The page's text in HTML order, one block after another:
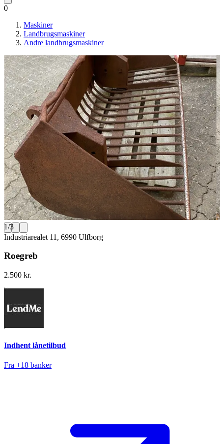
0
Maskiner
Landbrugsmaskiner
Andre landbrugsmaskiner
1/3
Industriarealet 11, 6990 Ulfborg
Roegreb
2.500 kr.
Indhent lånetilbud
Fra +18 banker